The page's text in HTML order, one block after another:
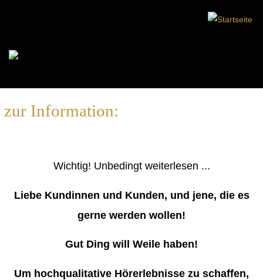
zur Information:
Wichtig! Unbedingt weiterlesen ...
Liebe Kundinnen und Kunden, und jene, die es
gerne werden wollen!
Gut Ding will Weile haben!
Um hochqualitative Hörerlebnisse zu schaffen,